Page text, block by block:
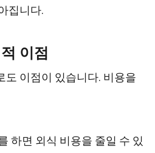
집니다.
이점
도 이점이 있습니다. 비용을
하면 외식 비용을 줄일 수 있